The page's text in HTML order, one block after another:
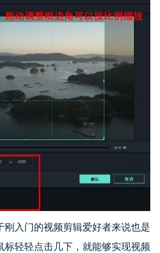
刚入门的视频剪辑爱好者来说也是
标轻轻点击几下，就能够实现视频